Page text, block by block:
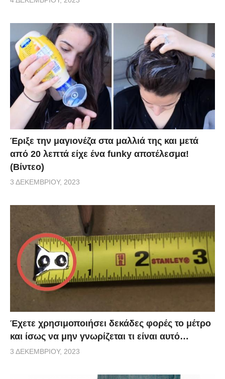
Έριξε την μαγιονέζα στα μαλλιά της και μετά
από 20 λεπτά είχε ένα funky αποτέλεσμα!
(Βίντεο)
3 ΔΕΚΕΜΒΡΊΟΥ, 2023
Έχετε χρησιμοποιήσει δεκάδες φορές το μέτρο
και ίσως να μην γνωρίζεται τι είναι αυτό…
3 ΔΕΚΕΜΒΡΊΟΥ, 2023